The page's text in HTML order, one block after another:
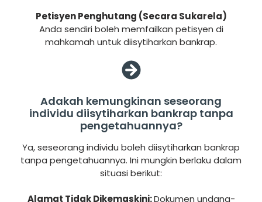
Petisyen Penghutang (Secara Sukarela)
Anda sendiri boleh memfailkan petisyen di
mahkamah untuk diisytiharkan bankrap.
Adakah kemungkinan seseorang
individu diisytiharkan bankrap tanpa
pengetahuannya?
Ya, seseorang individu boleh diisytiharkan bankrap
tanpa pengetahuannya. Ini mungkin berlaku dalam
situasi berikut:
Alamat Tidak Dikemaskini:Dokumen undang-